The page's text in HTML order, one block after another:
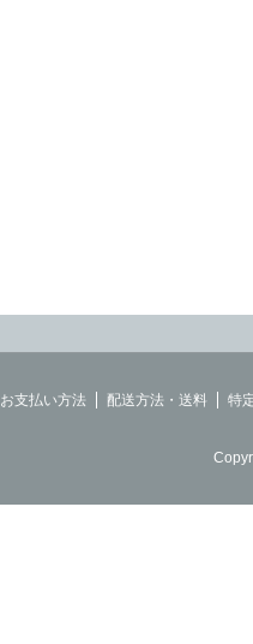
お支払い方法 配送方法・送料 特